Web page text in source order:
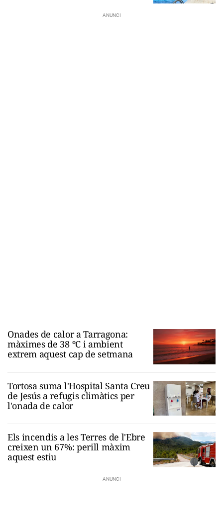
Onades de calor a Tarragona:
màximes de 38 ºC i ambient
extrem aquest cap de setmana
Tortosa suma l'Hospital Santa Creu
de Jesús a refugis climàtics per
l'onada de calor
Els incendis a les Terres de l'Ebre
creixen un 67%: perill màxim
aquest estiu